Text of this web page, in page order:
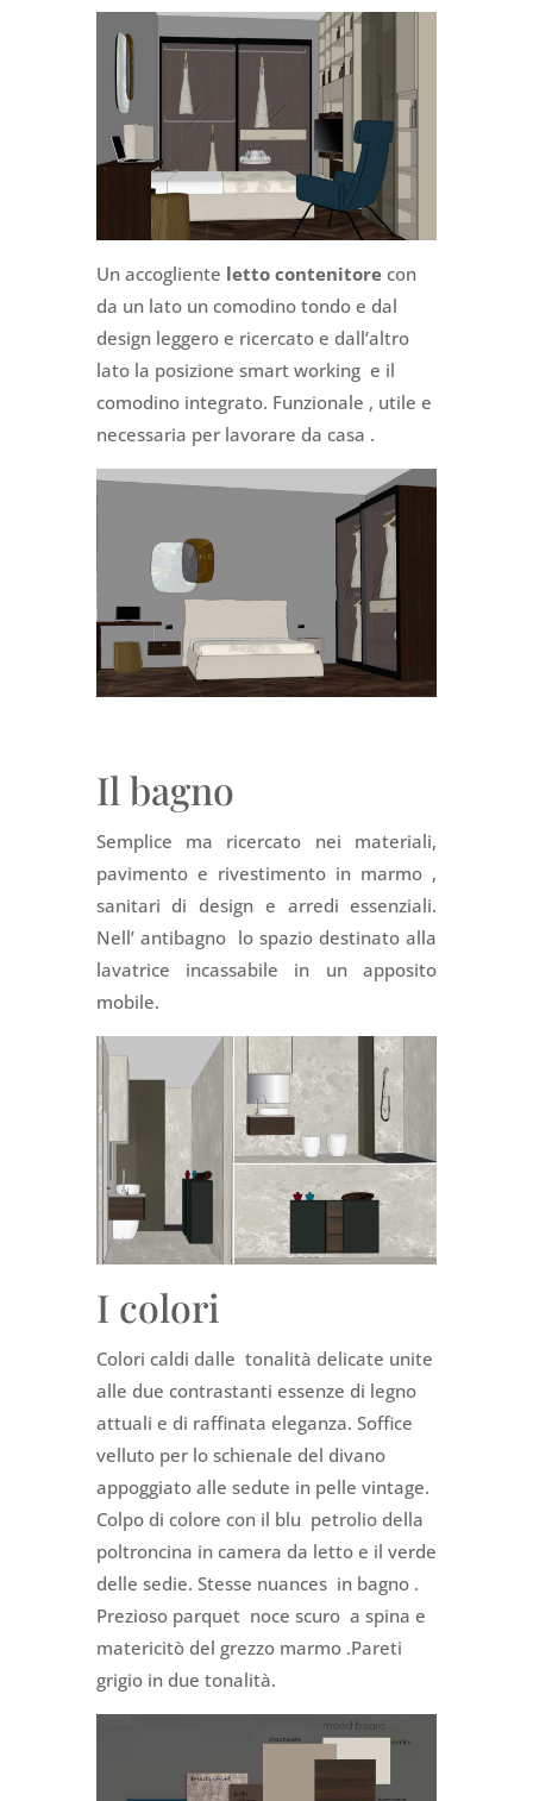
Un accogliente letto contenitorecon
da un lato un comodino tondo e dal
design leggero e ricercato e dall’altro
lato la posizione smart working e il
comodino integrato. Funzionale , utile e
necessaria per lavorare da casa .
Il bagno
Semplice ma ricercato nei materiali,
pavimento e rivestimento in marmo ,
sanitari di design e arredi essenziali.
Nell’ antibagno lo spazio destinato alla
lavatrice incassabile in un apposito
mobile.
I colori
Colori caldi dalle tonalità delicate unite
alle due contrastanti essenze di legno
attuali e di raffinata eleganza. Soffice
velluto per lo schienale del divano
appoggiato alle sedute in pelle vintage.
Colpo di colore con il blu petrolio della
poltroncina in camera da letto e il verde
delle sedie. Stesse nuances in bagno .
Prezioso parquet noce scuro a spina e
matericitò del grezzo marmo .Pareti
grigio in due tonalità.